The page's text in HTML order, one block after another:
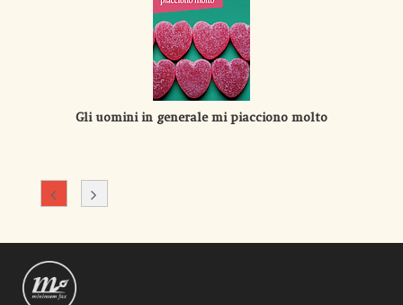
Gli uomini in generale mi piacciono molto